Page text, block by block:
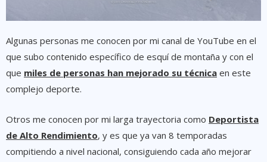
Algunas personas me conocen por mi canal de YouTube en el
que subo contenido específico de esquí de montaña y con el
que miles de personas han mejorado su técnica en este
complejo deporte.
Otros me conocen por mi larga trayectoria como Deportista
de Alto Rendimiento, y es que ya van 8 temporadas
compitiendo a nivel nacional, consiguiendo cada año mejorar